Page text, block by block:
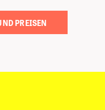
PREISEN